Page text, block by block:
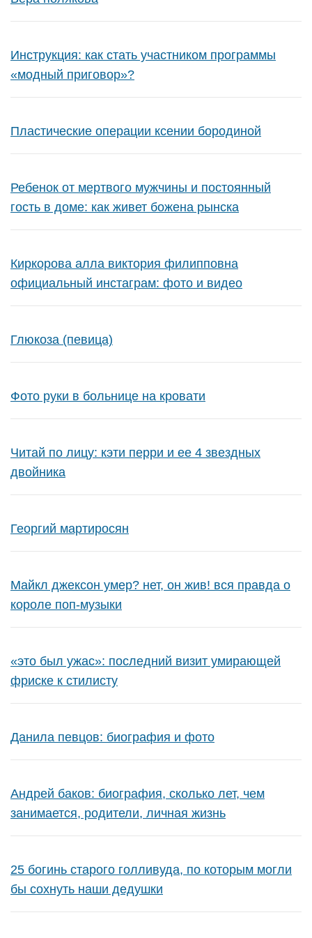
Инструкция: как стать участником программы
«модный приговор»?
Пластические операции ксении бородиной
Ребенок от мертвого мужчины и постоянный
гость в доме: как живет божена рынска
Киркорова алла виктория филипповна
официальный инстаграм: фото и видео
Глюкоза (певица)
Фото руки в больнице на кровати
Читай по лицу: кэти перри и ее 4 звездных
двойника
Георгий мартиросян
Майкл джексон умер? нет, он жив! вся правда о
короле поп-музыки
«это был ужас»: последний визит умирающей
фриске к стилисту
Данила певцов: биография и фото
Андрей баков: биография, сколько лет, чем
занимается, родители, личная жизнь
25 богинь старого голливуда, по которым могли
бы сохнуть наши дедушки